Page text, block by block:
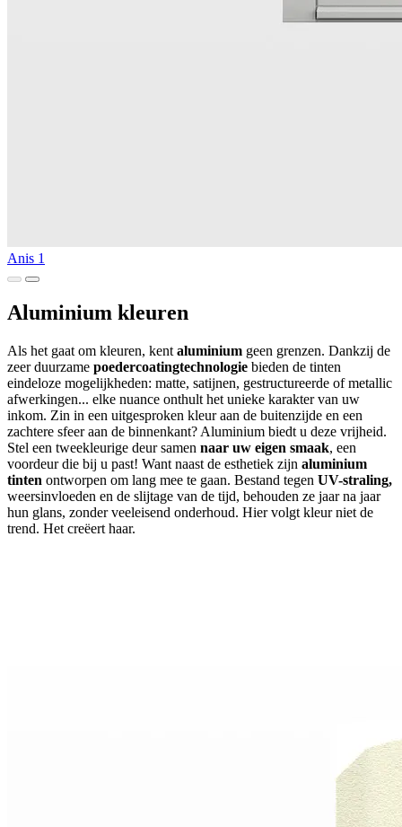
Anis 1
Aluminium kleuren
Als het gaat om kleuren, kent aluminium geen grenzen. Dankzij de
zeer duurzame poedercoatingtechnologie bieden de tinten
eindeloze mogelijkheden: matte, satijnen, gestructureerde of metallic
afwerkingen... elke nuance onthult het unieke karakter van uw
inkom. Zin in een uitgesproken kleur aan de buitenzijde en een
zachtere sfeer aan de binnenkant? Aluminium biedt u deze vrijheid.
Stel een tweekleurige deur samen naar uw eigen smaak, een
voordeur die bij u past! Want naast de esthetiek zijn aluminium
tinten ontworpen om lang mee te gaan. Bestand tegen UV-straling,
weersinvloeden en de slijtage van de tijd, behouden ze jaar na jaar
hun glans, zonder veeleisend onderhoud. Hier volgt kleur niet de
trend. Het creëert haar.